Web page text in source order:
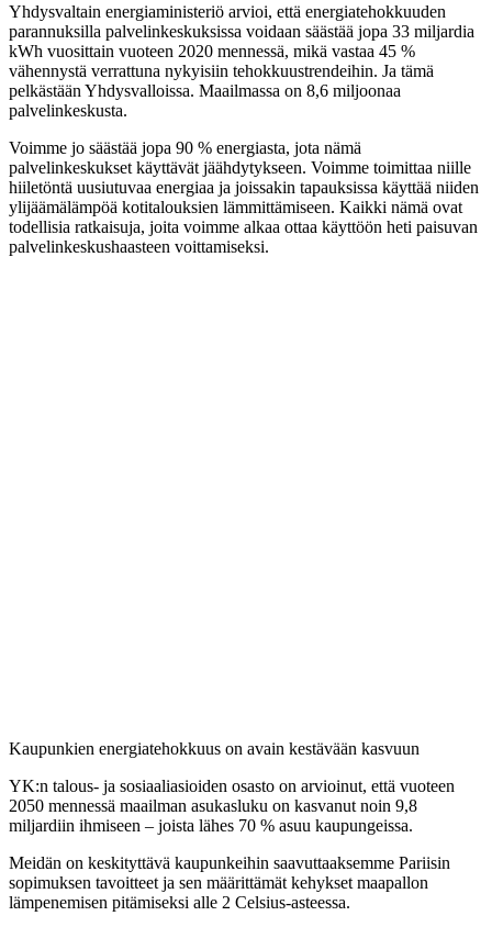
Yhdysvaltain energiaministeriö arvioi, että energiatehokkuuden
parannuksilla palvelinkeskuksissa voidaan säästää jopa 33 miljardia
kWh vuosittain vuoteen 2020 mennessä, mikä vastaa 45 %
vähennystä verrattuna nykyisiin tehokkuustrendeihin. Ja tämä
pelkästään Yhdysvalloissa. Maailmassa on 8,6 miljoonaa
palvelinkeskusta.
Voimme jo säästää jopa 90 % energiasta, jota nämä
palvelinkeskukset käyttävät jäähdytykseen. Voimme toimittaa niille
hiiletöntä uusiutuvaa energiaa ja joissakin tapauksissa käyttää niiden
ylijäämälämpöä kotitalouksien lämmittämiseen. Kaikki nämä ovat
todellisia ratkaisuja, joita voimme alkaa ottaa käyttöön heti paisuvan
palvelinkeskushaasteen voittamiseksi.
Kaupunkien energiatehokkuus on avain kestävään kasvuun
YK:n talous- ja sosiaaliasioiden osasto on arvioinut, että vuoteen
2050 mennessä maailman asukasluku on kasvanut noin 9,8
miljardiin ihmiseen – joista lähes 70 % asuu kaupungeissa.
Meidän on keskityttävä kaupunkeihin saavuttaaksemme Pariisin
sopimuksen tavoitteet ja sen määrittämät kehykset maapallon
lämpenemisen pitämiseksi alle 2 Celsius-asteessa.